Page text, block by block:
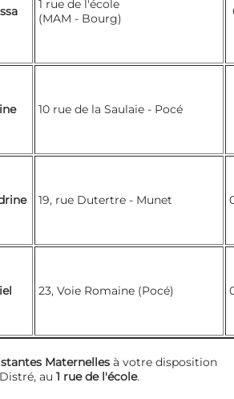
1 rue de l'école
(MAM - Bourg)
10 rue de la Saulaie - Pocé
19, rue Dutertre - Munet
23, Voie Romaine (Pocé)
Maternelles à votre disposition
au 1 rue de l'école.